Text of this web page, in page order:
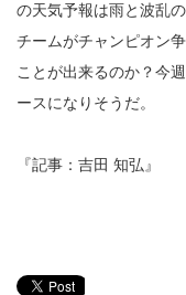
の天気予報は雨と波乱
チームがチャンピオン
ことが出来るのか？今
ースになりそうだ。
『記事：吉田 知弘』